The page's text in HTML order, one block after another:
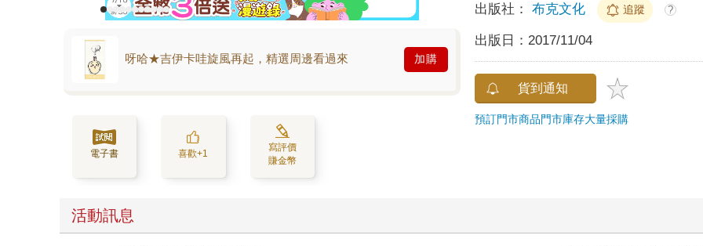
呀哈★吉伊卡哇旋風再起，精選周邊看過來 加購
電子書 喜歡+1
寫評價
賺金幣
出版社： 布克文化 追蹤 ?
出版日： 2017/11/04
貨到通知
預訂門市商品門市庫存大量採購
活動訊息